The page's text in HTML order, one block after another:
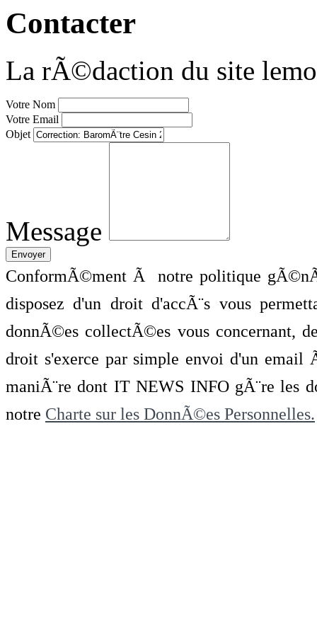
Contacter
La rÃ©daction du site
Votre Nom
Votre Email
Objet
Message
ConformÃ©ment Ã notre politique
disposez d'un droit d'accÃ¨s vous
donnÃ©es collectÃ©es vous concernant,
droit s'exerce par simple envoi d'un
maniÃ¨re dont IT NEWS INFO gÃ¨re les
notre Charte sur les DonnÃ©es Personnelles.